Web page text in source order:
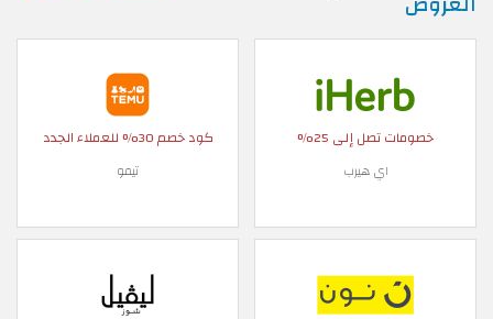
إلى 25% كود خصم 30% للعملاء الجدد